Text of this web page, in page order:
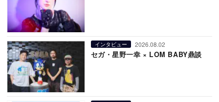
インタビュー 2026.08.02
セガ・星野一幸 × LOM BABY鼎談